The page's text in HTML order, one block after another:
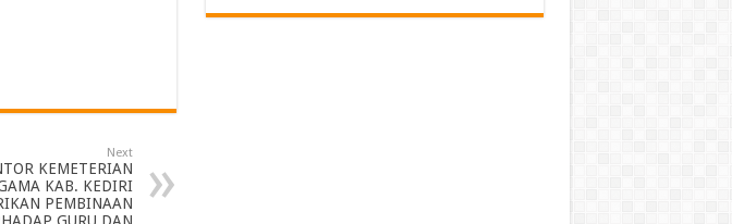
Next
KEMETERIAN
KAB. KEDIRI
PEMBINAAN